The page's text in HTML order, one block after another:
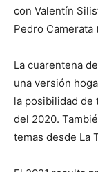
con Valentín
Pedro Camerata
La cuarentena
una versión
la posibilidad de
del 2020.
temas desde La